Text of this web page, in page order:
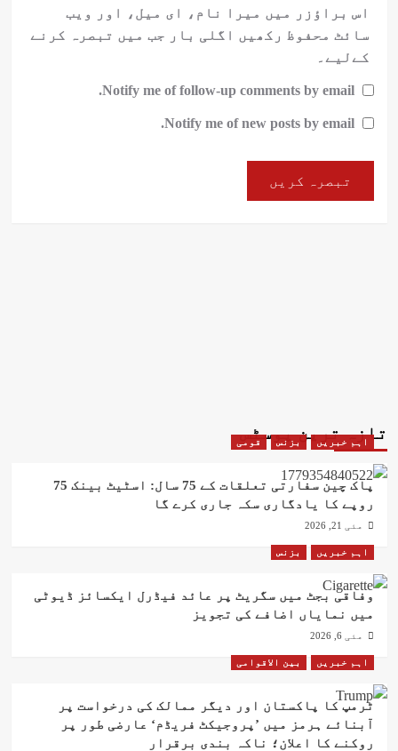
اس براؤزر میں میرا نام، ای میل، اور ویب
سائٹ محفوظ رکھیں اگلی بار جب میں تبصرہ کرنے
کےلیے۔
Notify me of follow-up comments by email.
Notify me of new posts by email.
تازہ ترین پوسٹس
اہم خبریں بزنس قومی
پاک چین سفارتی تعلقات کے 75 سال: اسٹیٹ بینک 75
روپے کا یادگاری سکہ جاری کرے گا
مئی 21, 2026
اہم خبریں بزنس
وفاقی بجٹ میں سگریٹ پر عائد فیڈرل ایکسائز ڈیوٹی
میں نمایاں اضافے کی تجویز
مئی 6, 2026
اہم خبریں بین الاقوامی
ٹرمپ کا پاکستان اور دیگر ممالک کی درخواست پر
آبنائے ہرمز میں ’پروجیکٹ فریڈم‘ عارضی طور پر
روکنے کا اعلان؛ ناکہ بندی برقرار